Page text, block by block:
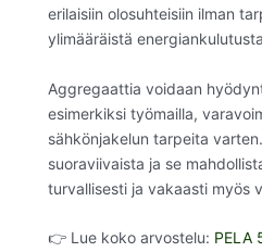
erilaisiin olosuhteisiin ilman
ylimääräistä
Aggregaattia voidaan
esimerkiksi työmailla,
sähkönjakelun tarpeita
suoraviivaista ja se
turvallisesti ja vakaasti myös
👉 Lue koko arvostelu: PELA